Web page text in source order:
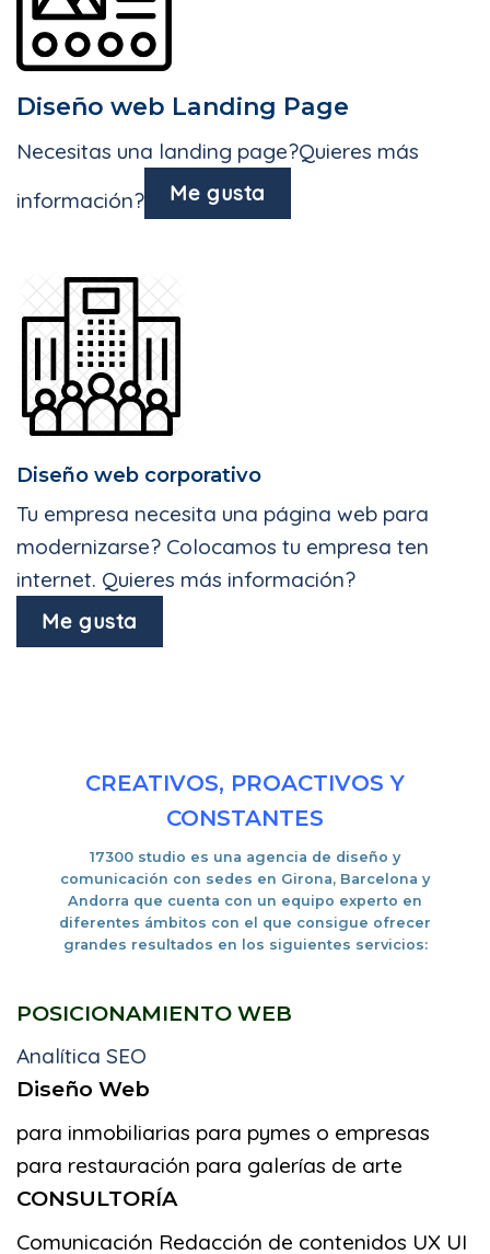
Diseño web Landing Page
Necesitas una landing page?Quieres más
información?
Me gusta
Diseño web corporativo
Tu empresa necesita una página web para
modernizarse? Colocamos tu empresa ten
internet. Quieres más información?
Me gusta
CREATIVOS, PROACTIVOS Y
CONSTANTES
17300 studio es una agencia de diseño y
comunicación con sedes en Girona, Barcelona y
Andorra que cuenta con un equipo experto en
diferentes ámbitos con el que consigue ofrecer
grandes resultados en los siguientes servicios:
POSICIONAMIENTO WEB
Analítica SEO
Diseño Web
para inmobiliarias para pymes o empresas
para restauración para galerías de arte
CONSULTORÍA
Comunicación Redacción de contenidos UX UI